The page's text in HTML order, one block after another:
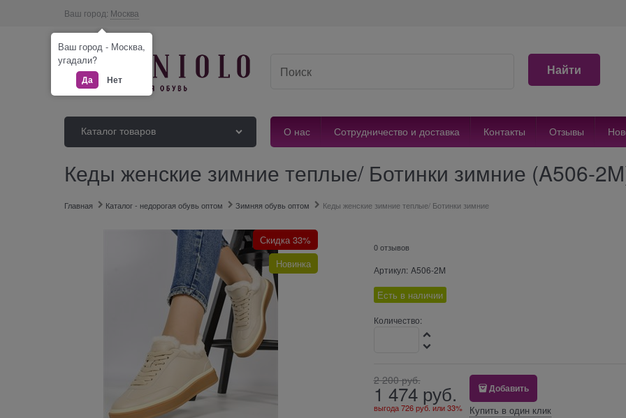
Ваш город: Москва
Найти
Каталог товаров О нас Сотрудничество и доставка Контакты Отзывы
Кеды женские зимние теплые/ Ботинки зимние (A506-
Главная Каталог - недорогая обувь оптом Зимняя обувь оптом Кеды женские зимние теплые/ Ботинки зимние
Скидка 33%
Новинка
0 отзывов
Артикул: A506-2M
Есть в наличии
Количество:
2 200 руб.
1 474 руб.
выгода726 руб. или33%
Добавить
Купить в один клик
Ваш город - Москва,
угадали?
Да Нет